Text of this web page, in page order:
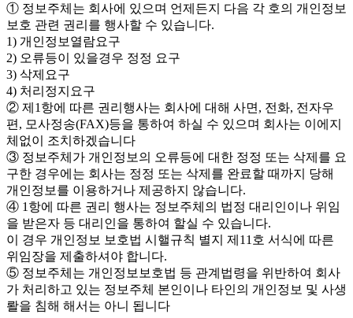
① 정보주체는 회사에 있으며 언제든지 다음 각 호의 개인정보
보호 관련 권리를 행사할 수 있습니다.
1) 개인정보열람요구
2) 오류등이 있을경우 정정 요구
3) 삭제요구
4) 처리정지요구
② 제1항에 따른 권리행사는 회사에 대해 사면, 전화, 전자우
편, 모사정송(FAX)등을 통하여 하실 수 있으며 회사는 이에지
체없이 조치하겠습니다
③ 정보주체가 개인정보의 오류등에 대한 정정 또는 삭제를 요
구한 경우에는 회사는 정정 또는 삭제를 완료할 때까지 당해
개인정보를 이용하거나 제공하지 않습니다.
④ 1항에 따른 권리 행사는 정보주체의 법정 대리인이나 위임
을 받은자 등 대리인을 통하여 할실 수 있습니다.
이 경우 개인정보 보호법 시핼규칙 별지 제11호 서식에 따른
위임장을 제출하셔야 합니다.
⑤ 정보주체는 개인정보보호법 등 관계법령을 위반하여 회사
가 처리하고 있는 정보주체 본인이나 타인의 개인정보 및 사생
뢀을 침해 해서는 아니 됩니다